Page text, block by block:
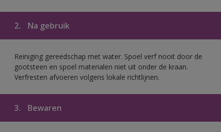
2. Na gebruik
Reiniging gereedschap met water. Spoel verf nooit door de
gootsteen en spoel materialen niet uit onder de kraan.
Verfresten afvoeren volgens lokale richtlijnen.
3. Bewaren